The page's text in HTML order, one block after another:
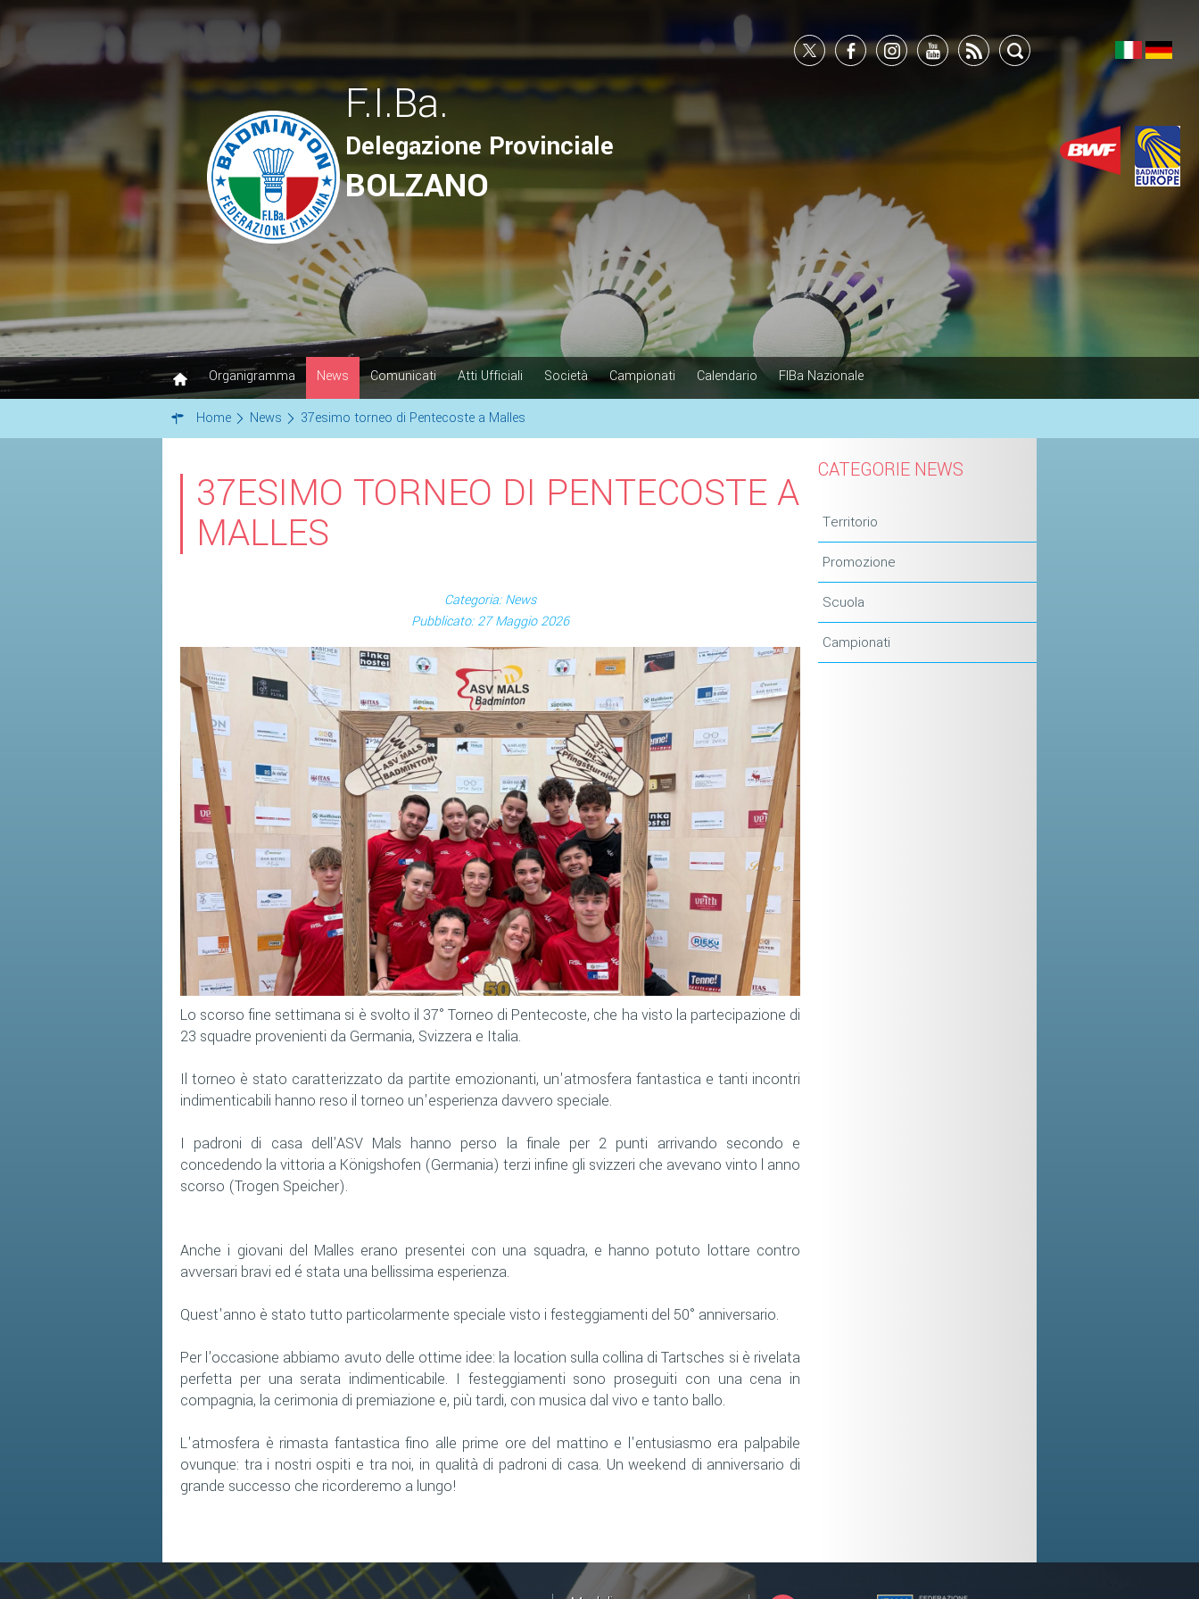
F.I.Ba.
Delegazione Provinciale
BOLZANO
Organigramma News Comunicati Atti Ufficiali Società Campionati Calendario FIBa Nazionale
Home News 37esimo torneo di Pentecoste a Malles
37ESIMO TORNEO DI PENTECOSTE A
MALLES
Categoria: News
Pubblicato: 27 Maggio 2026
Lo scorso fine settimana si è svolto il 37° Torneo di Pentecoste, che ha visto la partecipazione di
23 squadre provenienti da Germania, Svizzera e Italia.
Il torneo è stato caratterizzato da partite emozionanti, un'atmosfera fantastica e tanti incontri
indimenticabili hanno reso il torneo un'esperienza davvero speciale.
I padroni di casa dell'ASV Mals hanno perso la finale per 2 punti arrivando secondo e
concedendo la vittoria a Königshofen (Germania) terzi infine gli svizzeri che avevano vinto l anno
scorso (Trogen Speicher).
Anche i giovani del Malles erano presentei con una squadra, e hanno potuto lottare contro
avversari bravi ed é stata una bellissima esperienza.
Quest'anno è stato tutto particolarmente speciale visto i festeggiamenti del 50° anniversario.
Per l'occasione abbiamo avuto delle ottime idee: la location sulla collina di Tartsches si è rivelata
perfetta per una serata indimenticabile. I festeggiamenti sono proseguiti con una cena in
compagnia, la cerimonia di premiazione e, più tardi, con musica dal vivo e tanto ballo.
L'atmosfera è rimasta fantastica fino alle prime ore del mattino e l'entusiasmo era palpabile
ovunque: tra i nostri ospiti e tra noi, in qualità di padroni di casa. Un weekend di anniversario di
grande successo che ricorderemo a lungo!
CATEGORIE NEWS
Territorio
Promozione
Scuola
Campionati